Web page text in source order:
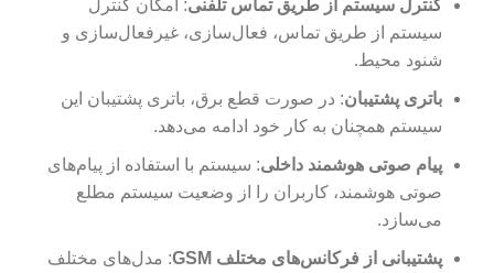
کنترل سیستم از طریق تماس تلفنی: امکان کنترل
سیستم از طریق تماس، فعال‌سازی، غیرفعال‌سازی و
شنود محیط.
باتری پشتیبان: در صورت قطع برق، باتری پشتیبان این
سیستم همچنان به کار خود ادامه می‌دهد.
پیام صوتی هوشمند داخلی: سیستم با استفاده از پیام‌های
صوتی هوشمند، کاربران را از وضعیت سیستم مطلع
می‌سازد.
پشتیبانی از فرکانس‌های مختلف GSM
: مدل‌های مختلف